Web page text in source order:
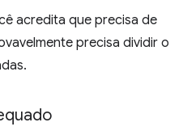
acredita que precisa de
precisa dividir o